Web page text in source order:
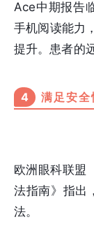
Ace中期报告
手机阅读能力
提升。患者的
4 满足安
欧洲眼科联盟
法指南》指出
法。